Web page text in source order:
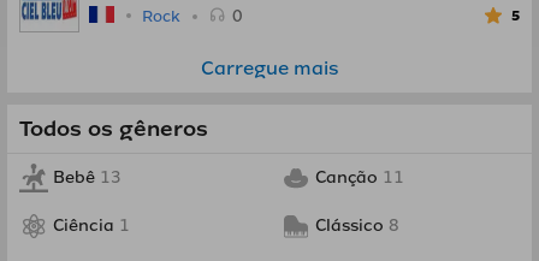
Rock 0
5
Carregue mais
Todos os gêneros
Bebê 13 Canção 11
Ciência 1 Clássico 8